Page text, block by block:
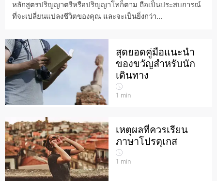
หลักสูตรปริญญาตรีหรือปริญญาโทก็ตาม ถือเป็นประสบการณ์
ที่จะเปลี่ยนแปลงชีวิตของคุณ และจะเป็นยิ่งกว่า...
สุดยอดคู่มือแนะนำ
ของขวัญสำหรับนัก
เดินทาง
1 min
เหตุผลที่ควรเรียน
ภาษาโปรตุเกส
1 min